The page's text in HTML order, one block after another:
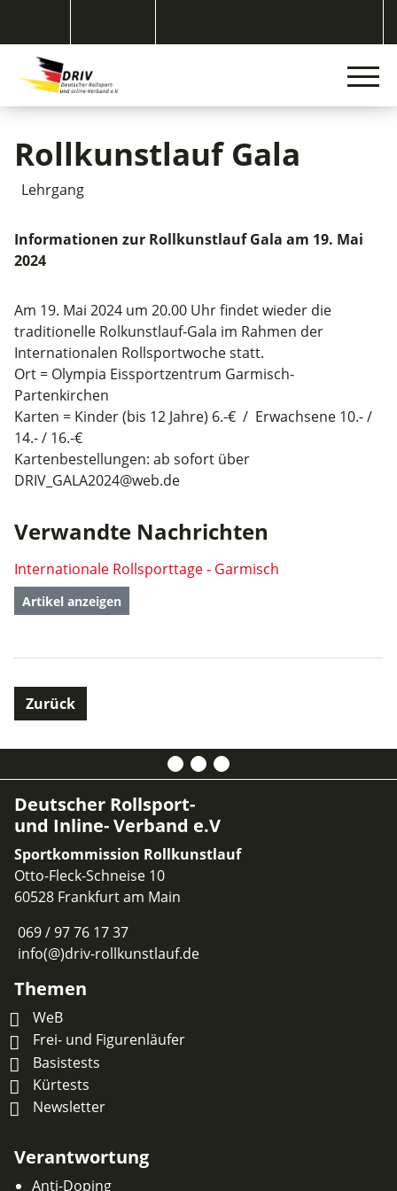
Rollkunstlauf Gala
Lehrgang
Informationen zur Rollkunstlauf Gala am 19. Mai
2024
Am 19. Mai 2024 um 20.00 Uhr findet wieder die
traditionelle Rolkunstlauf-Gala im Rahmen der
Internationalen Rollsportwoche statt.
Ort = Olympia Eissportzentrum Garmisch-
Partenkirchen
Karten = Kinder (bis 12 Jahre) 6.-€ / Erwachsene 10.- /
14.- / 16.-€
Kartenbestellungen: ab sofort über
DRIV_GALA2024@web.de
Verwandte Nachrichten
Internationale Rollsporttage - Garmisch
Artikel anzeigen
Zurück
Deutscher Rollsport-
und Inline- Verband e.V
Sportkommission Rollkunstlauf
Otto-Fleck-Schneise 10
60528 Frankfurt am Main
069 / 97 76 17 37
info(@)driv-rollkunstlauf.de
Themen
WeB
Frei- und Figurenläufer
Basistests
Kürtests
Newsletter
Verantwortung
Anti-Doping